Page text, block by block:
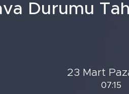
Durumu
23 Mart
07:15